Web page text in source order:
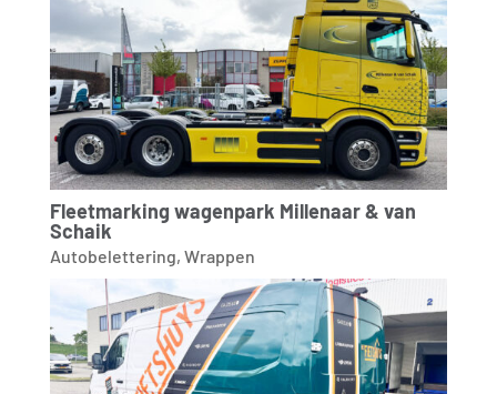
Fleetmarking wagenpark Millenaar & van
Schaik
Autobelettering, Wrappen